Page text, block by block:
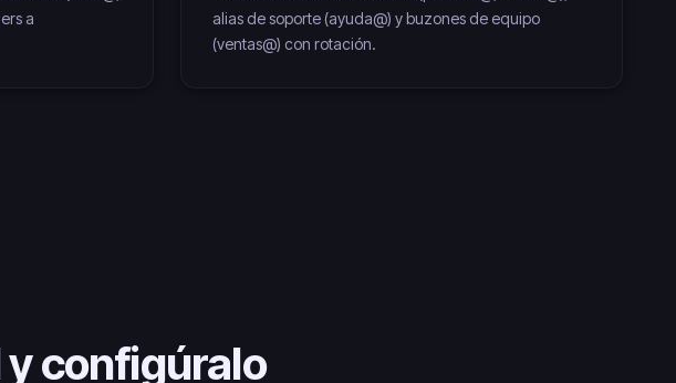
a
alias de soporte (ayuda@) y buzones de equipo
(ventas@) con rotación.
configúralo